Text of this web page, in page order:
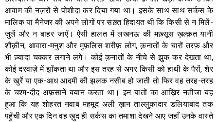
आवाम की नज़रों से पोशीदा कर दिया गया था। इसके साथ साथ सर्कस के
मालिक या मैनेजर की अपने लोगों पर सख़्त हिदायत थी कि किसी से न मिलें-
जुलें और न बाहर जाएँ। ऐसी हालत में लखनऊ की मख़्सूस ख़ल्क़त यानी
शौक़ीन, आवारा-मनुश और मुफ़लिस शरीफ़ लोग, क़नातों के चारों तरफ़ और
भी ज़्यादा चक्कर लगाने लगे। कोई क़नातों के नीचे से झुक कर देखता था,
कोई दरवाज़े में झाँकता था और इस तरह से अगर किसी को हाथी के पैरों, शेर
के खुर्रे या एक-आध आदमी की झलक नसीब हो जाती तो फिर वह तरह-तरह
के चश्म-दीद अफ़साने बयान करता था। इन बातों का आख़िर नतीजा यह
हुआ कि यह शोहरत नवाब महमूद अली ख़ान ताल्लुक़ादार डलियाबाद तक
पहुँची और एक दिन वह ख़ुद ही सर्कस का तमाशा देखने आए जहाँ उनके वास्ते